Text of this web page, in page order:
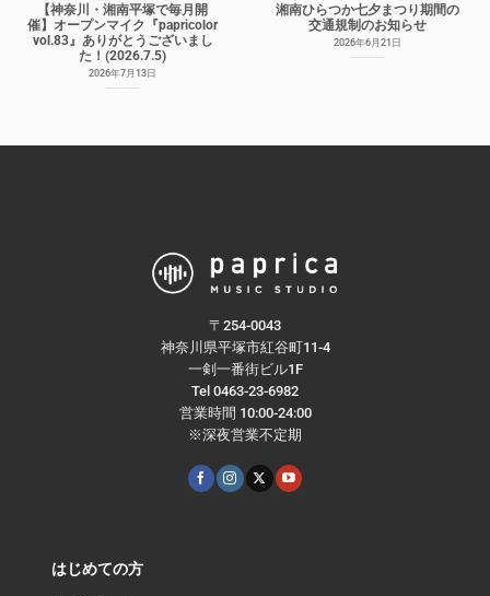
【神奈川・湘南平塚で毎月開
催】オープンマイク『papricolor
vol.83』ありがとうございまし
た！(2026.7.5)
2026年7月13日
湘南ひらつか七夕まつり期間の
交通規制のお知らせ
2026年6月21日
〒254-0043
神奈川県平塚市紅谷町11-4
一剣一番街ビル1F
Tel 0463-23-6982
営業時間 10:00-24:00
※深夜営業不定期
はじめての方